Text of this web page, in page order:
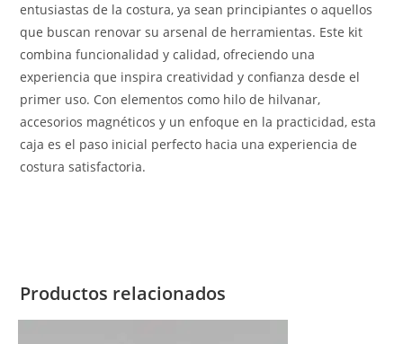
entusiastas de la costura, ya sean principiantes o aquellos
que buscan renovar su arsenal de herramientas. Este kit
combina funcionalidad y calidad, ofreciendo una
experiencia que inspira creatividad y confianza desde el
primer uso. Con elementos como hilo de hilvanar,
accesorios magnéticos y un enfoque en la practicidad, esta
caja es el paso inicial perfecto hacia una experiencia de
costura satisfactoria.
Productos relacionados